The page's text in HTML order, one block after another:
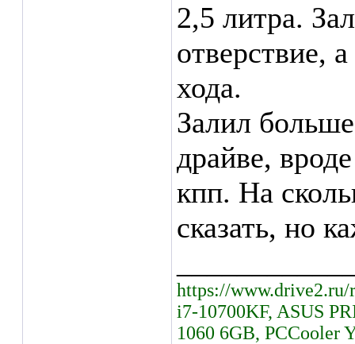
2,5 литра.
отверствие,
хода.
Залил
драйве,
кпп. На
сказать, но
https://www.drive2.ru/
i7-10700KF, ASUS
1060 6GB, PCCooler